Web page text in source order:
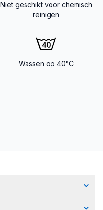
Niet geschikt voor chemisch
reinigen
Wassen op 40°C